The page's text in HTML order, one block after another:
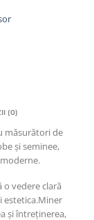
(0)
măsurători de
și seminee,
o vedere clară
estetica.Miner
și întreținerea,